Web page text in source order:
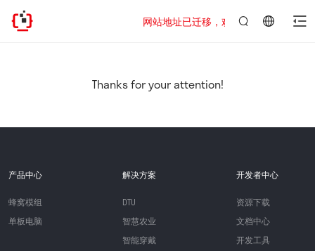
网站地址已迁移，欢迎访问新址：
Thanks for your attention!
产品中心
蜂窝模组
单板电脑
解决方案
DTU
智慧农业
智能穿戴
开发者中心
资源下载
文档中心
开发工具